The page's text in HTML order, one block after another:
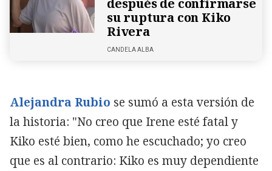
su ruptura con Kiko
Rivera
CANDELA ALBA
Alejandra Rubio se sumó a esta versión de
la historia: "No creo que Irene esté fatal y
Kiko esté bien, como he escuchado; yo creo
que es al contrario: Kiko es muy dependiente